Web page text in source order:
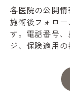
各医院の公開情
施術後フォロ
す。電話番号
ジ、保険適用